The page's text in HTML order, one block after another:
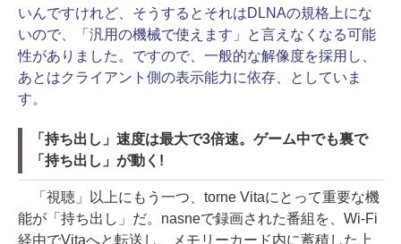
いんですけれど、そうするとそれはDLNAの規格上にな
いので、「汎用の機械で使えます」と言えなくなる可能
性がありました。ですので、一般的な解像度を採用し、
あとはクライアント側の表示能力に依存、としていま
す。
「持ち出し」速度は最大で3倍速。ゲーム中でも裏で
「持ち出し」が動く!
「視聴」以上にもう一つ、torne Vitaにとって重要な機
能が「持ち出し」だ。nasneで録画された番組を、Wi-Fi
経由でVitaへと転送し、メモリーカード内に蓄積した上